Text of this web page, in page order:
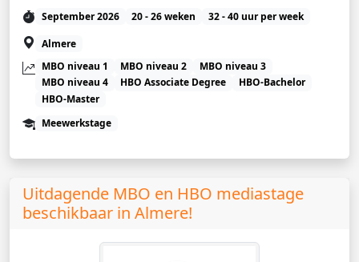
September 2026 20 - 26 weken
32 - 40 uur per week
Almere
MBO niveau 1
MBO niveau 2
MBO niveau 3
MBO niveau 4
HBO Associate Degree
HBO-Bachelor
HBO-Master
Meewerkstage
Uitdagende MBO en HBO mediastage
beschikbaar in Almere!